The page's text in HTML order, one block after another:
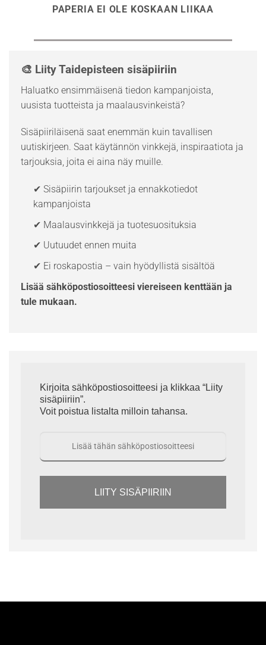
PAPERIA EI OLE KOSKAAN LIIKAA
🎨 Liity Taidepisteen sisäpiiriin
Haluatko ensimmäisenä tiedon kampanjoista,
uusista tuotteista ja maalausvinkeistä?
Sisäpiiriläisenä saat enemmän kuin tavallisen
uutiskirjeen. Saat käytännön vinkkejä, inspiraatiota ja
tarjouksia, joita ei aina näy muille.
✔ Sisäpiirin tarjoukset ja ennakkotiedot
kampanjoista
✔ Maalausvinkkejä ja tuotesuosituksia
✔ Uutuudet ennen muita
✔ Ei roskapostia – vain hyödyllistä sisältöä
Lisää sähköpostiosoitteesi viereiseen kenttään ja
tule mukaan.
Kirjoita sähköpostiosoitteesi ja klikkaa “Liity
sisäpiiriin”.
Voit poistua listalta milloin tahansa.
LIITY SISÄPIIRIIN